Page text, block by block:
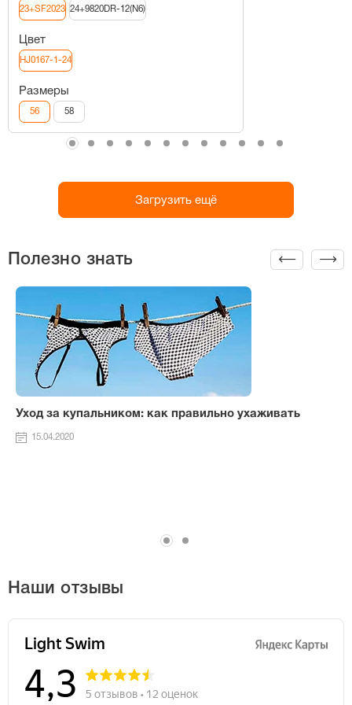
23+SF2023 24+9820DR-12(N6)
Цвет
HJ0167-1-24
Размеры
56 58
Загрузить ещё
Полезно знать
Уход за купальником: как правильно ухаживать
15.04.2020
Наши отзывы